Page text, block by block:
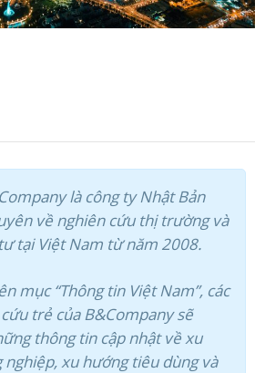
là công ty Nhật Bản
về nghiên cứu thị trường và
tại Việt Nam từ năm 2008.
mục “Thông tin Việt Nam”, các
trẻ của B&Company sẽ
thông tin cập nhật về xu
nghiệp, xu hướng tiêu dùng và
TIN